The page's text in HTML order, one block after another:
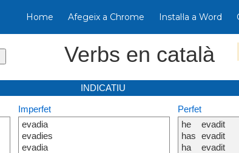
Home Afegeix a Chrome Instal·la a Word
Verbs en català
INDICATIU
Imperfet
evadia
evadies
evadia
Perfet
he
has
ha
evadit
evadit
evadit